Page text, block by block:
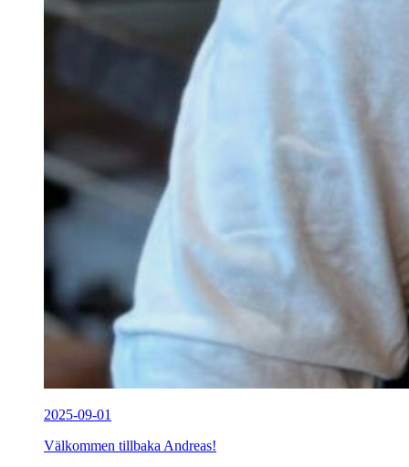
2025-09-01
Välkommen tillbaka Andreas!